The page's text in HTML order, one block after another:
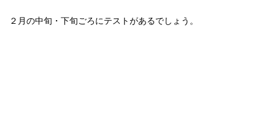
２月の中旬・下旬ごろにテストがあるでしょう。